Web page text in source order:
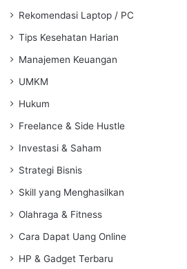
Rekomendasi Laptop / PC
Tips Kesehatan Harian
Manajemen Keuangan
UMKM
Hukum
Freelance & Side Hustle
Investasi & Saham
Strategi Bisnis
Skill yang Menghasilkan
Olahraga & Fitness
Cara Dapat Uang Online
HP & Gadget Terbaru